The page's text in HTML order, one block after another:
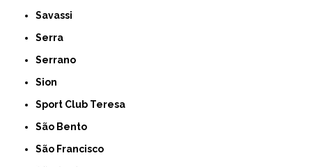
Savassi
Serra
Serrano
Sion
Sport Club Teresa
São Bento
São Francisco